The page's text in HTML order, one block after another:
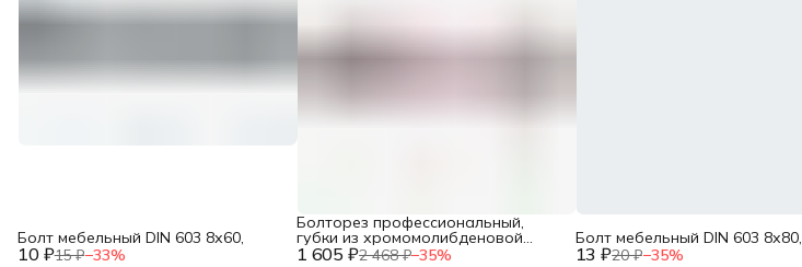
10 ₽15 ₽−33%
Болт мебельный DIN 603 8х60,
1 605 ₽2 468 ₽−35%
Болторез профессиональный,
губки из хромомолибденовой
стали, 600 мм/24”, ЗУБР, 13 ₽20 ₽−35%
Болт мебельный DIN 603 8х80,